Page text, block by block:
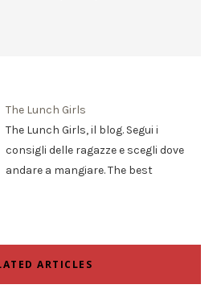
The Lunch Girls
The Lunch Girls, il blog. Segui i
consigli delle ragazze e scegli dove
andare a mangiare. The best
ARTICLES